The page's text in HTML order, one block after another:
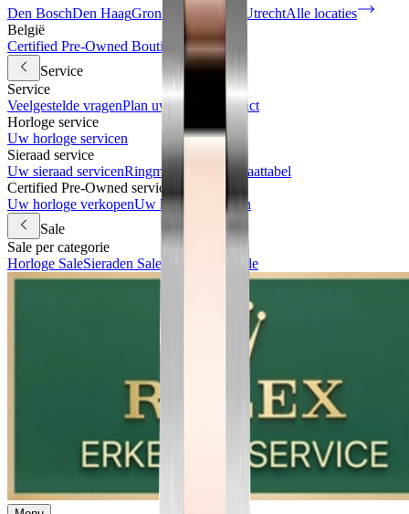
Den BoschDen HaagGroningenHaarlem UtrechtAlle locaties
België
Certified Pre-Owned Boutique
Service
Service
Veelgestelde vragenPlan uw bezoek
Contact
Horloge service
Uw horloge servicen
Sieraad service
Uw sieraad servicenRingmaat meten & maattabel
Certified Pre-Owned services
Uw horloge verkopenUw horloge inruilen
Sale
Sale per categorie
Horloge SaleSieraden Sale Accessoires Sale